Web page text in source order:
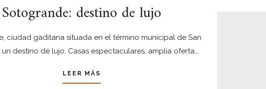
Sotogrande: destino de lujo
ciudad gaditana situada en el término municipal de San
un destino de lujo. Casas espectaculares, amplia oferta…
LEER MÁS